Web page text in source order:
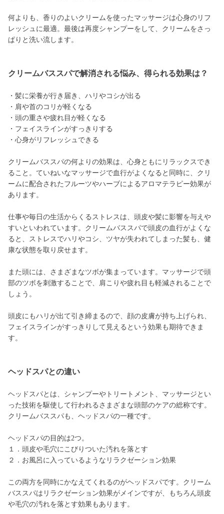
何よりも、香りのよいクリームを使ったマッサージは心身のリフ
レッシュに最適。最後は再度シャンプーをして、クリームをさっ
ぱりと洗い流します。
クリームバススパで解消される悩み、得られる効果は？
・髪に栄養が行き届き、ハリやコシが出る
・肩や首のコリが軽くなる
・頭の重さや疲れ目が軽くなる
・フェイスラインがすっきりする
・心身がリフレッシュできる
クリームバススパの何よりの効果は、心身ともにリラックスでき
ること。ていねいなマッサージで血行がよくなると同時に、クリ
ームに配合されたフルーツやハーブによるアロマテラピー効果が
あります。
仕事や毎日の生活からくるストレスは、頭皮や髪に影響を与えや
すいといわれています。クリームバススパで頭皮の血行がよくな
ると、ストレスでハリやコシ、ツヤが失われてしまった髪も、健
康な状態を取り戻せます。
また頭には、さまざまなツボが集まっています。マッサージで頭
部のツボを刺激することで、肩こりや疲れ目も軽減されることで
しょう。
頭皮にもハリが出て引き締まるので、顔の皮膚が持ち上げられ、
フェイスラインがすっきりして見えるという効果も期待できま
す。
ヘッドスパとの違い
ヘッドスパとは、シャンプーやトリートメント、マッサージとい
った技術を駆使して行われるさまざまな頭部のケアの総称です。
クリームバススパも、ヘッドスパの一種です。
ヘッドスパの目的は2つ。
１．頭皮や毛穴にこびりついた汚れを落とす
２．お風呂に入っているようなリラクゼーション効果
この両方を同時にかなえてくれるのがヘッドスパです。クリーム
バススパはリラクゼーション効果がメインですが、もちろん頭皮
や毛穴の汚れを落とす効果もあります。